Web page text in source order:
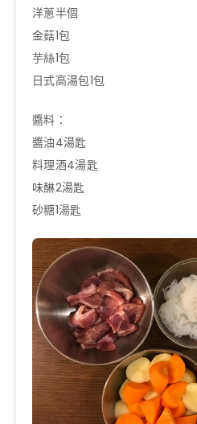
洋蔥半個
金菇1包
芋絲1包
日式高湯包1包
醬料：
醬油4湯匙
料理酒4湯匙
味醂2湯匙
砂糖1湯匙